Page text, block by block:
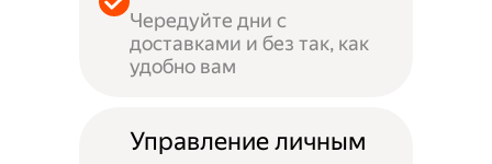
Чередуйте дни с
доставками и без так, как
удобно вам
Управление личным